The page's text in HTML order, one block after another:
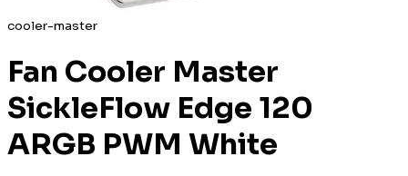
cooler-master
Fan Cooler Master
SickleFlow Edge 120
ARGB PWM White